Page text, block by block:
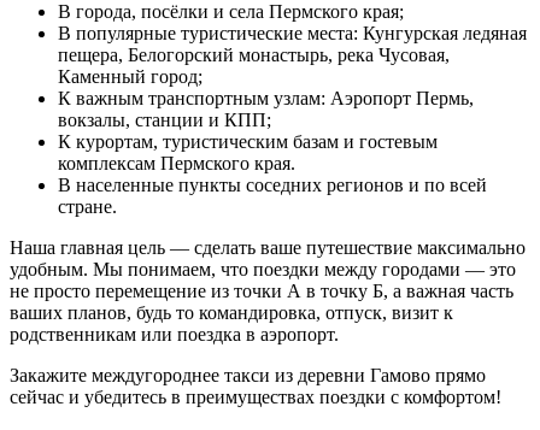
В города, посёлки и села Пермского края;
В популярные туристические места: Кунгурская ледяная
пещера, Белогорский монастырь, река Чусовая,
Каменный город;
К важным транспортным узлам: Аэропорт Пермь,
вокзалы, станции и КПП;
К курортам, туристическим базам и гостевым
комплексам Пермского края.
В населенные пункты соседних регионов и по всей
стране.
Наша главная цель — сделать ваше путешествие максимально
удобным. Мы понимаем, что поездки между городами — это
не просто перемещение из точки А в точку Б, а важная часть
ваших планов, будь то командировка, отпуск, визит к
родственникам или поездка в аэропорт.
Закажите междугороднее такси из деревни Гамово прямо
сейчас и убедитесь в преимуществах поездки с комфортом!